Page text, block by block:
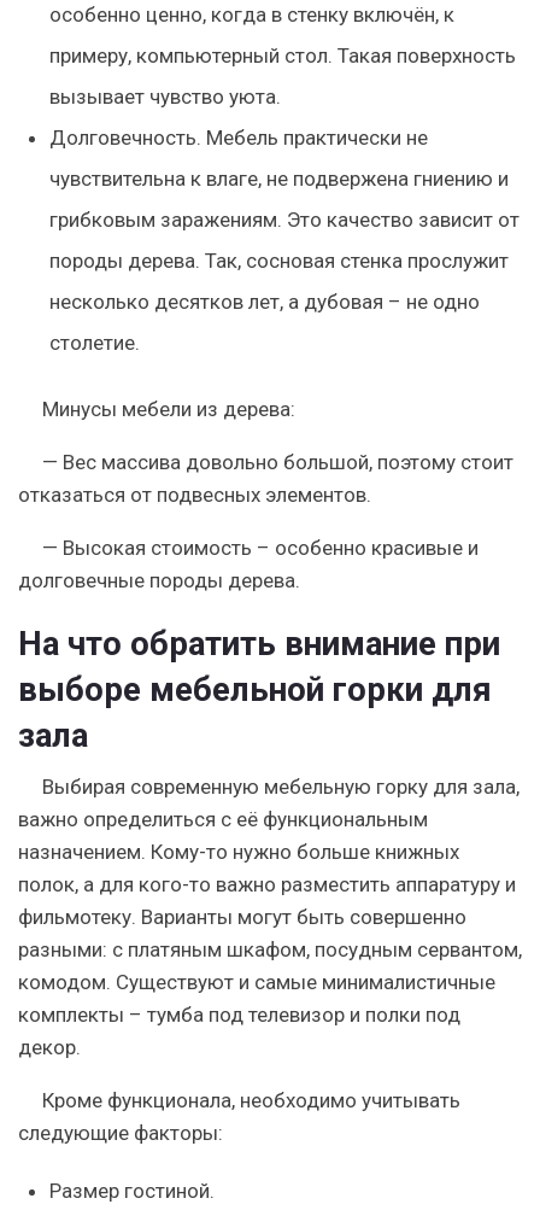
особенно ценно, когда в стенку включён, к
примеру, компьютерный стол. Такая поверхность
вызывает чувство уюта.
Долговечность. Мебель практически не
чувствительна к влаге, не подвержена гниению и
грибковым заражениям. Это качество зависит от
породы дерева. Так, сосновая стенка прослужит
несколько десятков лет, а дубовая – не одно
столетие.
Минусы мебели из дерева:
— Вес массива довольно большой, поэтому стоит
отказаться от подвесных элементов.
— Высокая стоимость – особенно красивые и
долговечные породы дерева.
На что обратить внимание при
выборе мебельной горки для
зала
Выбирая современную мебельную горку для зала,
важно определиться с её функциональным
назначением. Кому-то нужно больше книжных
полок, а для кого-то важно разместить аппаратуру и
фильмотеку. Варианты могут быть совершенно
разными: с платяным шкафом, посудным сервантом,
комодом. Существуют и самые минималистичные
комплекты – тумба под телевизор и полки под
декор.
Кроме функционала, необходимо учитывать
следующие факторы:
Размер гостиной.